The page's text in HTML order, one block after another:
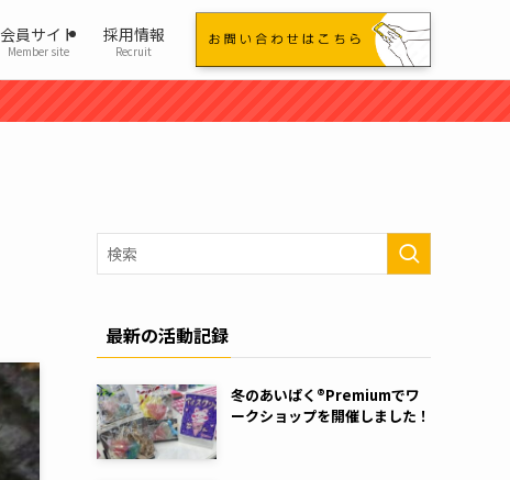
会員サイト
Member site
採用情報
Recruit
最新の活動記録
冬のあいぱく®Premiumでワ
ークショップを開催しました！